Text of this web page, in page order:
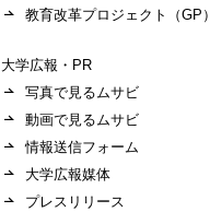
教育改革プロジェクト（GP）
大学広報・PR
写真で見るムサビ
動画で見るムサビ
情報送信フォーム
大学広報媒体
プレスリリース